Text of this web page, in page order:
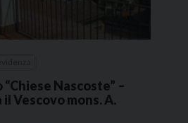
Nascoste” –
Vescovo mons. A.